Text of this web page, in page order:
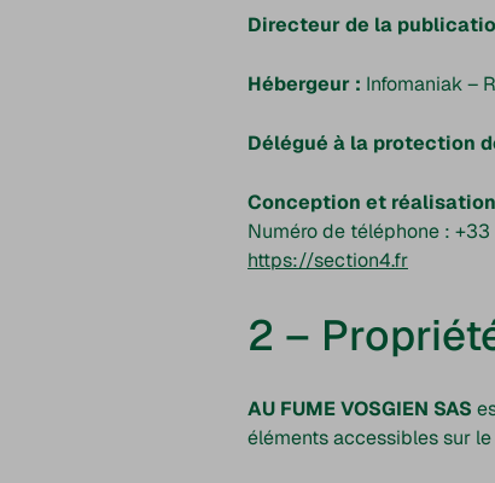
Directeur de la
Hébergeur : Infomaniak –
Délégué à la protection
Conception et
Numéro de téléphone :
https://section4.fr
2 –
AU FUME VOSGIEN SAS
éléments accessibles sur